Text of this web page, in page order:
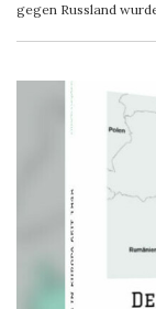
gegen Russland